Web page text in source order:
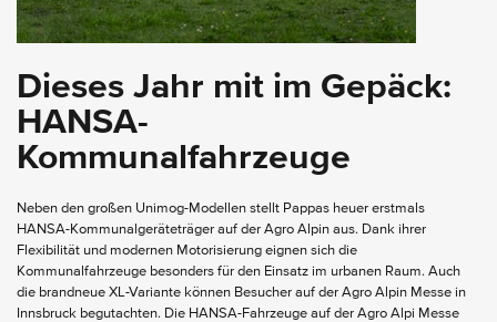
Dieses Jahr mit im Gepäck:
HANSA-
Kommunalfahrzeuge
Neben den großen Unimog-Modellen stellt Pappas heuer erstmals
HANSA-Kommunalgeräteträger auf der Agro Alpin aus. Dank ihrer
Flexibilität und modernen Motorisierung eignen sich die
Kommunalfahrzeuge besonders für den Einsatz im urbanen Raum. Auch
die brandneue XL-Variante können Besucher auf der Agro Alpin Messe in
Innsbruck begutachten. Die HANSA-Fahrzeuge auf der Agro Alpi Messe